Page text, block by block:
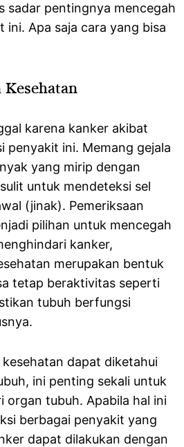
sadar pentingnya mencegah
ini. Apa saja cara yang bisa
karena kanker akibat
penyakit ini. Memang gejala
yang mirip dengan
untuk mendeteksi sel
(jinak). Pemeriksaan
pilihan untuk mencegah
kanker,
merupakan bentuk
tetap beraktivitas seperti
tubuh berfungsi
dapat diketahui
ini penting sekali untuk
organ tubuh. Apabila hal ini
berbagai penyakit yang
dapat dilakukan dengan